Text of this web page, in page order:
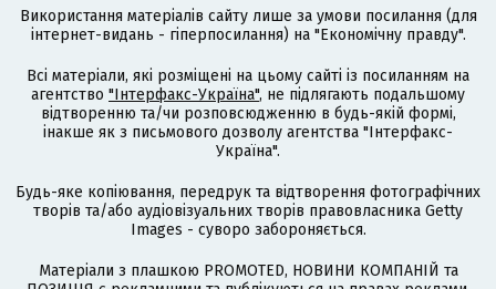
Використання матеріалів сайту лише за умови посилання (для
інтернет-видань - гіперпосилання) на "Економічну правду".
Всі матеріали, які розміщені на цьому сайті із посиланням на
агентство "Інтерфакс-Україна", не підлягають подальшому
відтворенню та/чи розповсюдженню в будь-якій формі,
інакше як з письмового дозволу агентства "Інтерфакс-
Україна".
Будь-яке копіювання, передрук та відтворення фотографічних
творів та/або аудіовізуальних творів правовласника Getty
Images - суворо забороняється.
Матеріали з плашкою PROMOTED, НОВИНИ КОМПАНІЙ та